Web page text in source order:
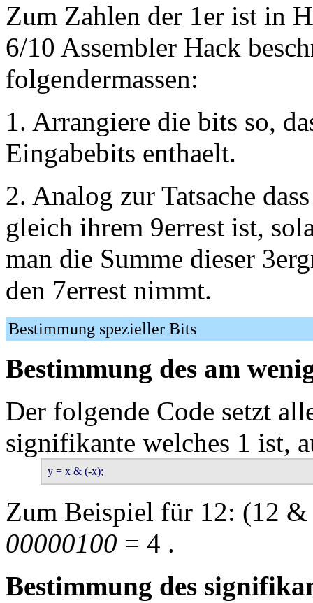
Zum Zahlen der 1er ist in
6/10 Assembler Hack
folgendermassen:
1. Arrangiere die bits so,
Eingabebits enthaelt.
2. Analog zur Tatsache
gleich ihrem 9errest ist,
man die Summe dieser
den 7errest nimmt.
Bestimmung spezieller Bits
Bestimmung des am
Der folgende Code setzt
signifikante welches 1 ist,
y = x & (-x);
Zum Beispiel für 12: (12
00000100 = 4 .
Bestimmung des